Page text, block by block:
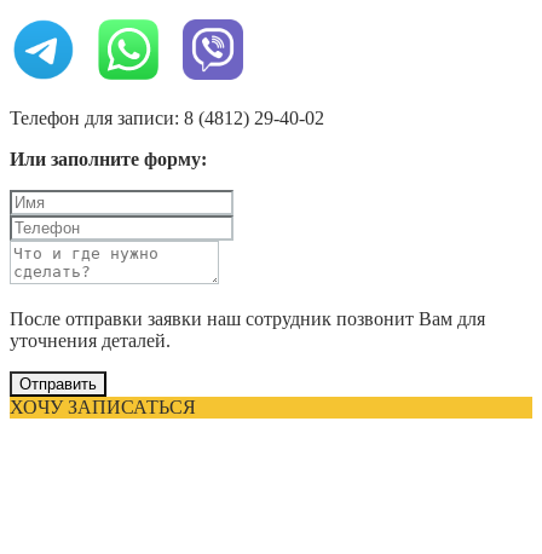
Телефон для записи: 8 (4812) 29-40-02
Или заполните форму:
После отправки заявки наш сотрудник позвонит Вам для
уточнения деталей.
Отправить
ХОЧУ ЗАПИСАТЬСЯ